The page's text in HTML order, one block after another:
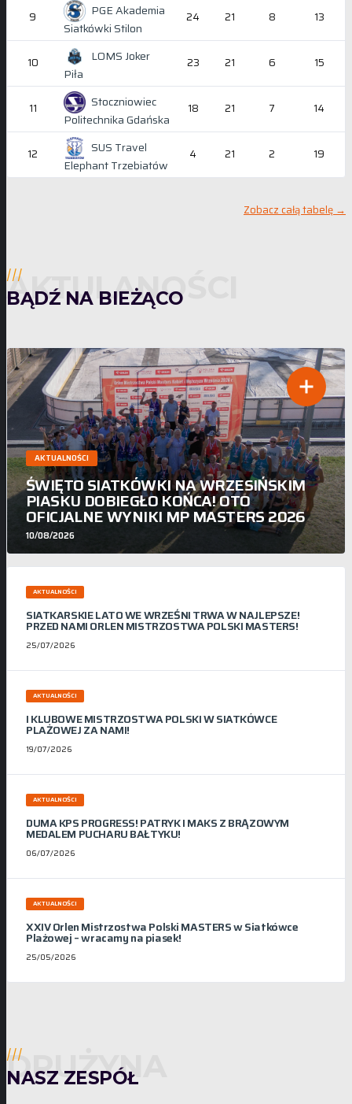
9
PGE Akademia
Siatkówki Stilon
24 21 8 13
10
LOMS Joker
Piła
23 21 6 15
11
Stoczniowiec
Politechnika Gdańska
18 21 7 14
12
SUS Travel
Elephant Trzebiatów
4 21 2 19
Zobacz całą tabelę →
///
BĄDŹ NA BIEŻĄCO
AKTULANOŚCI
AKTUALNOŚCI
ŚWIĘTO SIATKÓWKI NA WRZESIŃSKIM
PIASKU DOBIEGŁO KOŃCA! OTO
OFICJALNE WYNIKI MP MASTERS 2026
10/08/2026
AKTUALNOŚCI
SIATKARSKIE LATO WE WRZEŚNI TRWA W NAJLEPSZE!
PRZED NAMI ORLEN MISTRZOSTWA POLSKI MASTERS!
25/07/2026
AKTUALNOŚCI
I KLUBOWE MISTRZOSTWA POLSKI W SIATKÓWCE
PLAŻOWEJ ZA NAMI!
19/07/2026
AKTUALNOŚCI
DUMA KPS PROGRESS! PATRYK I MAKS Z BRĄZOWYM
MEDALEM PUCHARU BAŁTYKU!
06/07/2026
AKTUALNOŚCI
XXIV Orlen Mistrzostwa Polski MASTERS w Siatkówce
Plażowej – wracamy na piasek!
25/05/2026
///
NASZ ZESPÓŁ
DRUŻYNA